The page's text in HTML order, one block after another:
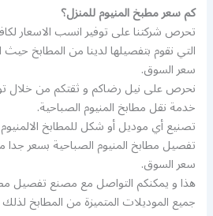
كم سعر مطبخ المنيوم للمنزل؟
تحرص شركتنا على توفير انسب الاسعار
التي نقوم بتفصيلها لدينا من المطابخ
سعر السوق.
نحرص على نيل رضاكم و ثقتكم من خلال
خدمة نقل مطابخ المنيوم الصباحية.
تصنيع أي موديل أو شكل للمطابخ الالمنيوم
تفصيل مطابخ المنيوم الصباحية بسعر
سعر السوق.
هذا و يمكنكم التواصل مع مصنع تفصيل
جميع الموديلات المتميزة من المطابخ لذلك